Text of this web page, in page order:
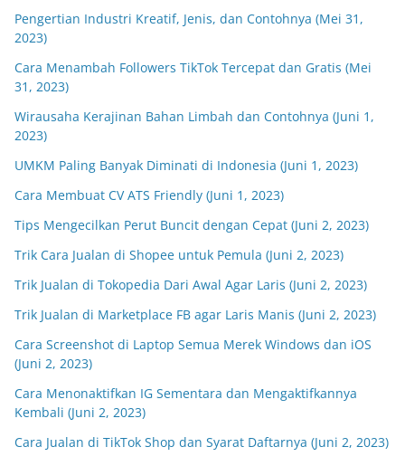
Pengertian Industri Kreatif, Jenis, dan Contohnya (Mei 31,
2023)
Cara Menambah Followers TikTok Tercepat dan Gratis (Mei
31, 2023)
Wirausaha Kerajinan Bahan Limbah dan Contohnya (Juni 1,
2023)
UMKM Paling Banyak Diminati di Indonesia (Juni 1, 2023)
Cara Membuat CV ATS Friendly (Juni 1, 2023)
Tips Mengecilkan Perut Buncit dengan Cepat (Juni 2, 2023)
Trik Cara Jualan di Shopee untuk Pemula (Juni 2, 2023)
Trik Jualan di Tokopedia Dari Awal Agar Laris (Juni 2, 2023)
Trik Jualan di Marketplace FB agar Laris Manis (Juni 2, 2023)
Cara Screenshot di Laptop Semua Merek Windows dan iOS
(Juni 2, 2023)
Cara Menonaktifkan IG Sementara dan Mengaktifkannya
Kembali (Juni 2, 2023)
Cara Jualan di TikTok Shop dan Syarat Daftarnya (Juni 2, 2023)